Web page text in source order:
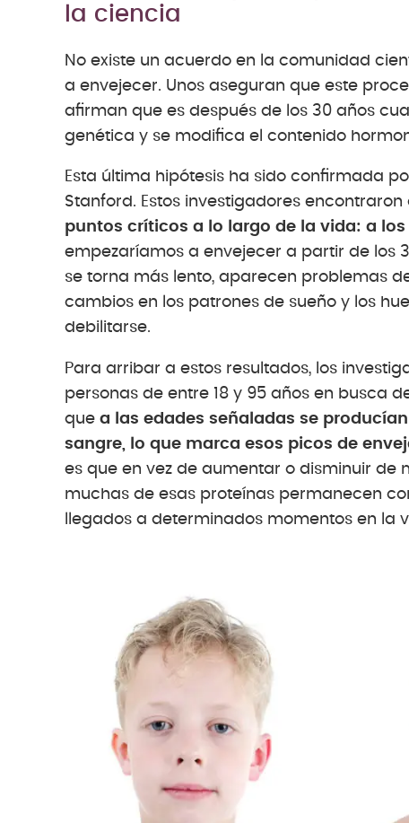
la ciencia
No existe un acuerdo en la comunidad
a envejecer. Unos aseguran que este
afirman que es después de los 30 años
genética y se modifica el contenido
Esta última hipótesis ha sido confirmada
Stanford. Estos investigadores
puntos críticos a lo largo de la vida: a
empezaríamos a envejecer a partir de los
se torna más lento, aparecen problemas
cambios en los patrones de sueño y los
debilitarse.
Para arribar a estos resultados, los
personas de entre 18 y 95 años en busca
que a las edades señaladas se
sangre, lo que marca esos picos de
es que en vez de aumentar o disminuir de
muchas de esas proteínas permanecen
llegados a determinados momentos en la